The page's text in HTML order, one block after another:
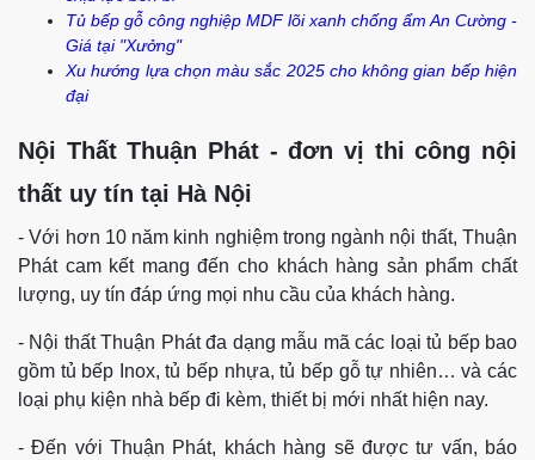
Tủ bếp gỗ công nghiệp MDF lõi xanh chống ẩm An Cường -
Giá tại "Xưởng"
Xu hướng lựa chọn màu sắc 2025 cho không gian bếp hiện
đại
Nội Thất Thuận Phát - đơn vị thi công nội
thất uy tín tại Hà Nội
- Với hơn 10 năm kinh nghiệm trong ngành nội thất, Thuận
Phát cam kết mang đến cho khách hàng sản phẩm chất
lượng, uy tín đáp ứng mọi nhu cầu của khách hàng.
- Nội thất Thuận Phát đa dạng mẫu mã các loại tủ bếp bao
gồm tủ bếp Inox, tủ bếp nhựa, tủ bếp gỗ tự nhiên… và các
loại phụ kiện nhà bếp đi kèm, thiết bị mới nhất hiện nay.
- Đến với Thuận Phát, khách hàng sẽ được tư vấn, báo